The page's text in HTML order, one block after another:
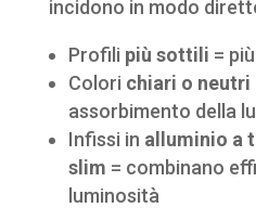
incidono in modo
Profili più sottili =
Colori chiari o neutri
assorbimento della
Infissi in alluminio a
slim = combinano
luminosità